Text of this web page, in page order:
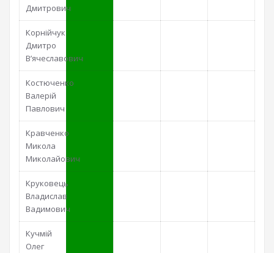
Дмитрович
Корнійчук
Дмитро
В’ячеславович
Костюченко
Валерій
Павлович
Кравченко
Микола
Миколайович
Круковець
Владислав
Вадимович
Кучмій
Олег